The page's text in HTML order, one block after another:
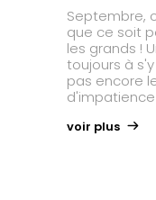
Septembre,
que ce soit
les grands !
toujours à
pas encore
voir plus